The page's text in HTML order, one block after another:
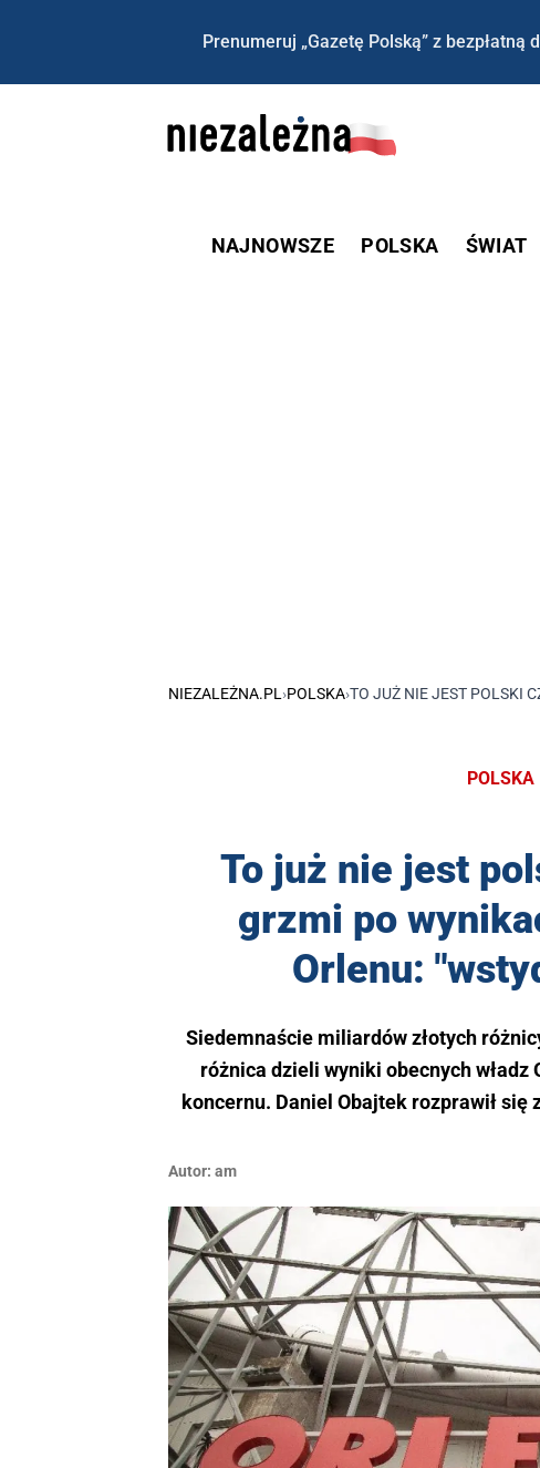
Prenumeruj „Gazetę Polską” z
NAJNOWSZE POLSKA ŚWIAT
NIEZALEŻNA.PL ›POLSKA›TO JUŻ NIE JEST POLSKI
POLSKA
To już nie jest
grzmi po
Orlenu:
Siedemnaście miliardów złotych
różnica dzieli wyniki obecnych
koncernu. Daniel Obajtek rozprawił
Autor: am